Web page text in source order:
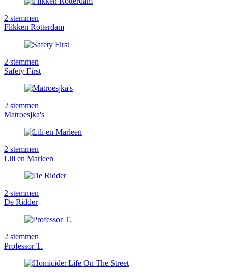
2 stemmen
Flikken Rotterdam
2 stemmen
Safety First
2 stemmen
Matroesjka's
2 stemmen
Lili en Marleen
2 stemmen
De Ridder
2 stemmen
Professor T.